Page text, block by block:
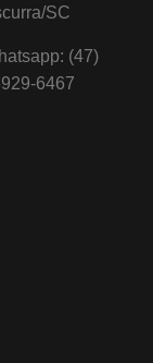
SC
(47)
6467